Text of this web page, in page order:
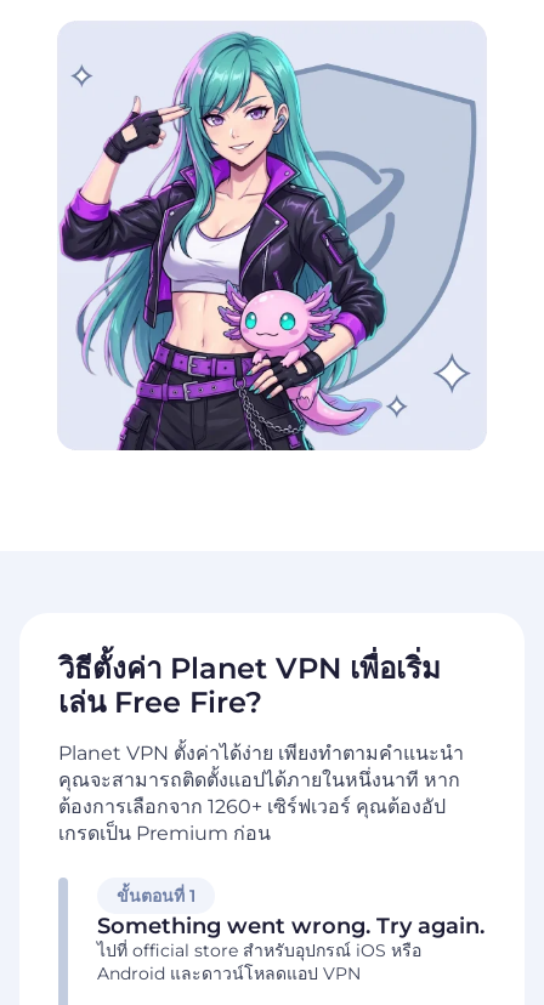
วิธีตั้งค่า Planet VPN เพื่อเริ่ม
เล่น Free Fire?
Planet VPN ตั้งค่าได้ง่าย เพียงทำตามคำแนะนำ
คุณจะสามารถติดตั้งแอปได้ภายในหนึ่งนาที หาก
ต้องการเลือกจาก 1260+ เซิร์ฟเวอร์ คุณต้องอัป
เกรดเป็น Premium ก่อน
ขั้นตอนที่ 1
Something went wrong. Try again.
ไปที่ official store สำหรับอุปกรณ์ iOS หรือ
Android และดาวน์โหลดแอป VPN